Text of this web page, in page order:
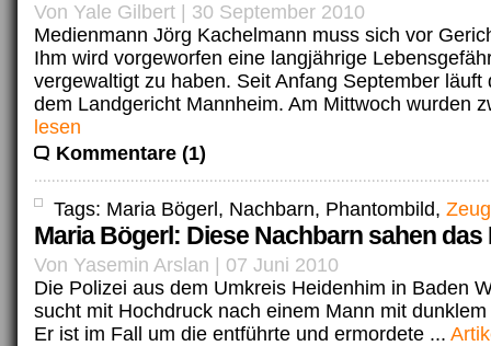
Von Yale Gilbert | 30 September 2010
Medienmann Jörg Kachelmann muss sich vor
Ihm wird vorgeworfen eine langjährige
vergewaltigt zu haben. Seit Anfang September läuft
dem Landgericht Mannheim. Am Mittwoch wurden
lesen
Kommentare (1)
Tags: Maria Bögerl, Nachbarn, Phantombild,
Maria Bögerl: Diese Nachbarn sahen das
Von Yasemin Arslan | 07 Juni 2010
Die Polizei aus dem Umkreis Heidenhim in Baden
sucht mit Hochdruck nach einem Mann mit
Er ist im Fall um die entführte und ermordete ...